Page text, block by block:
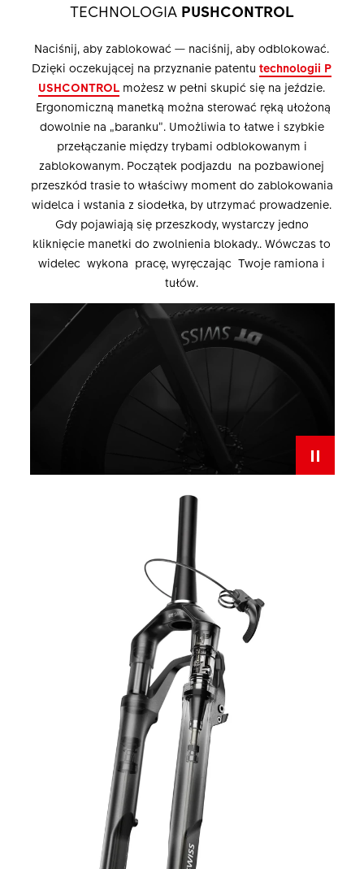
TECHNOLOGIA PUSHCONTROL
Naciśnij, aby zablokować — naciśnij, aby odblokować.
Dzięki oczekującej na przyznanie patentutechnologii P
USHCONTROL możesz w pełni skupić się na jeździe.
Ergonomiczną manetką można sterować ręką ułożoną
dowolnie na „baranku”. Umożliwia to łatwe i szybkie
przełączanie między trybami odblokowanym i
zablokowanym. Początek podjazdu na pozbawionej
przeszkód trasie to właściwy moment do zablokowania
widelca i wstania z siodełka, by utrzymać prowadzenie.
Gdy pojawiają się przeszkody, wystarczy jedno
kliknięcie manetki do zwolnienia blokady.. Wówczas to
widelec wykona pracę, wyręczając Twoje ramiona i
tułów.